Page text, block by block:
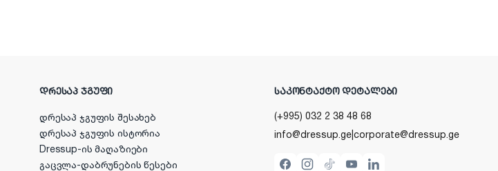
ᲓᲠᲔᲡᲐᲞ ᲯᲒᲣᲤᲘ
დრესაპ ჯგუფის შესახებ
დრესაპ ჯგუფის ისტორია
Dressup-ის მაღაზიები
გაცვლა-დაბრუნების წესები
ᲡᲐᲙᲝᲜᲢᲐᲥᲢᲝ ᲓᲔᲢᲐᲚᲔᲑᲘ
(+995) 032 2 38 48 68
info@dressup.gecorporate@dressup.ge